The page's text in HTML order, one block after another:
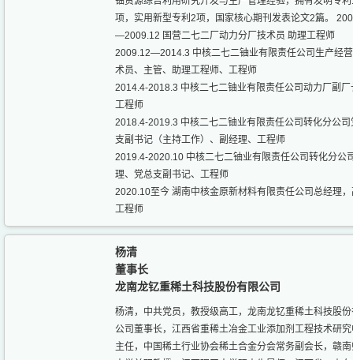
项，实用新型专利2项，国家核心期刊发表论文2篇。
—2009.12 国营二七二厂动力分厂技术员 助理工程师
2009.12—2014.3 中核二七二铀业有限责任公司生产经
术员、主管、助理工程师、工程师
2014.4-2018.3 中核二七二铀业有限责任公司动力厂副厂
工程师
2018.4-2019.3 中核二七二铀业有限责任公司转化分公司
支副书记（主持工作）、副经理、工程师
2019.4-2020.10 中核二七二铀业有限责任公司转化分公
理、党总支副书记、工程师
2020.10至今 湖南中核金原新材料有限责任公司总经理
工程师
杨清
董事长
龙南龙钇重稀土科技股份有限公司
杨清，中共党员，教授级高工，龙南龙钇重稀土科技股
公司董事长，江西省重稀土冶金工业添加剂工程技术研
主任，中国稀土行业协会稀土合金分会常务副会长，赣